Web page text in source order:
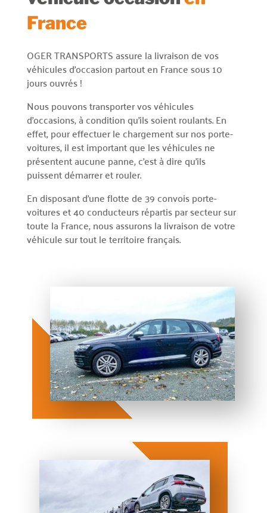
France
OGER TRANSPORTS assure la livraison de vos
véhicules d’occasion partout en France sous 10
jours ouvrés !
Nous pouvons transporter vos véhicules
d’occasions, à condition qu’ils soient roulants. En
effet, pour effectuer le chargement sur nos porte-
voitures, il est important que les véhicules ne
présentent aucune panne, c’est à dire qu’ils
puissent démarrer et rouler.
En disposant d’une flotte de 39 convois porte-
voitures et 40 conducteurs répartis par secteur sur
toute la France, nous assurons la livraison de votre
véhicule sur tout le territoire français.